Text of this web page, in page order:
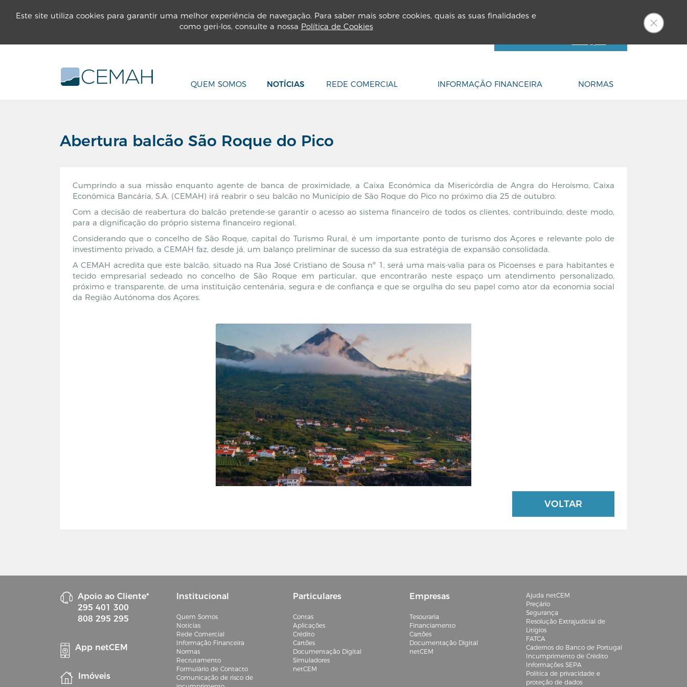
Este site utiliza cookies para garantir uma melhor experiência de navegação. Para saber mais sobre cookies, quais as suas finalidades e
como geri-los, consulte a nossa Política de Cookies
INSTITUCIONAL PARTICULARES EMPRESAS
QUEM SOMOS NOTÍCIAS REDE COMERCIAL INFORMAÇÃO FINANCEIRA NORMAS
Abertura balcão São Roque do Pico
Cumprindo a sua missão enquanto agente de banca de proximidade, a Caixa Económica da Misericórdia de Angra do Heroísmo, Caixa
Económica Bancária, S.A. (CEMAH) irá reabrir o seu balcão no Município de São Roque do Pico no próximo dia 25 de outubro.
Com a decisão de reabertura do balcão pretende-se garantir o acesso ao sistema financeiro de todos os clientes, contribuindo, deste modo,
para a dignificação do próprio sistema financeiro regional.
Considerando que o concelho de São Roque, capital do Turismo Rural, é um importante ponto de turismo dos Açores e relevante polo de
investimento privado, a CEMAH faz, desde já, um balanço preliminar de sucesso da sua estratégia de expansão consolidada.
A CEMAH acredita que este balcão, situado na Rua José Cristiano de Sousa nº 1, será uma mais-valia para os Picoenses e para habitantes e
tecido empresarial sedeado no concelho de São Roque em particular, que encontrarão neste espaço um atendimento personalizado,
próximo e transparente, de uma instituição centenária, segura e de confiança e que se orgulha do seu papel como ator da economia social
da Região Autónoma dos Açores.
VOLTAR
Apoio ao Cliente*
295 401 300
808 295 295
App netCEM
Imóveis
Institucional
Quem Somos
Notícias
Rede Comercial
Informação Financeira
Normas
Recrutamento
Formulário de Contacto
Comunicação de risco de
Particulares
Contas
Aplicações
Crédito
Cartões
Documentação Digital
Simuladores
netCEM
Empresas
Tesouraria
Financiamento
Cartões
Documentação Digital
netCEM
Ajuda netCEM
Preçário
Segurança
Resolução Extrajudicial de
Litígios
FATCA
Cadernos do Banco de Portugal
Incumprimento de Crédito
Informações SEPA
Política de privacidade e
proteção de dados